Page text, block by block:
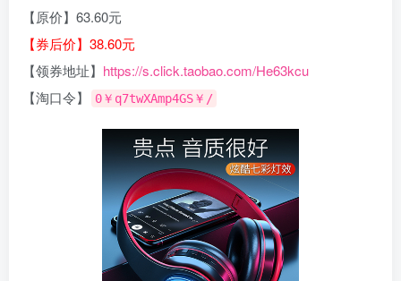
【原价】63.60元
【券后价】38.60元
【领券地址】 https://s.click.taobao.com/He63kcu
【淘口令】
0￥q7twXAmp4GS￥/